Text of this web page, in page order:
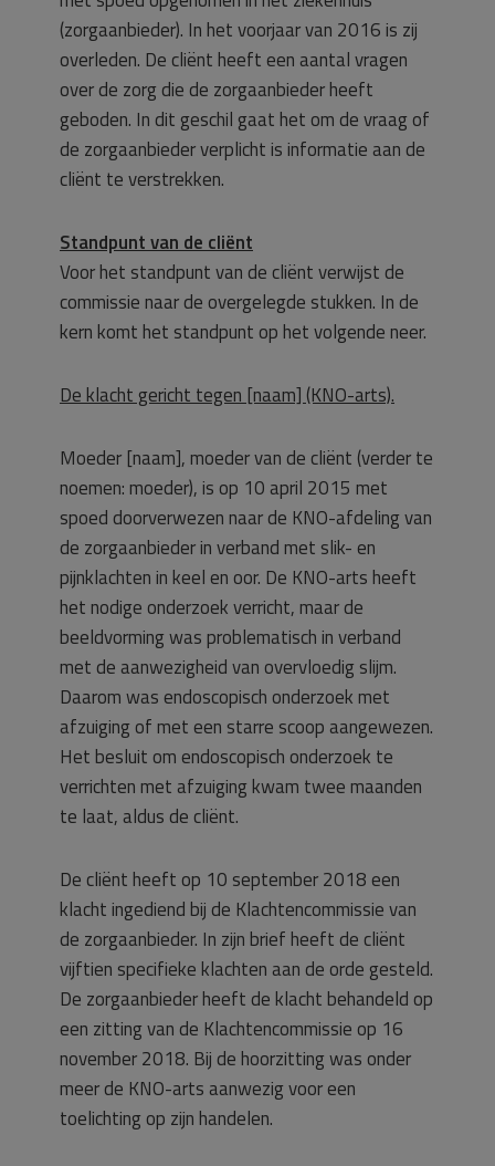
(zorgaanbieder). In het voorjaar van 2016 is zij
overleden. De cliënt heeft een aantal vragen
over de zorg die de zorgaanbieder heeft
geboden. In dit geschil gaat het om de vraag of
de zorgaanbieder verplicht is informatie aan de
cliënt te verstrekken.
Standpunt van de cliënt
Voor het standpunt van de cliënt verwijst de
commissie naar de overgelegde stukken. In de
kern komt het standpunt op het volgende neer.
De klacht gericht tegen [naam] (KNO-arts).
Moeder [naam], moeder van de cliënt (verder te
noemen: moeder), is op 10 april 2015 met
spoed doorverwezen naar de KNO-afdeling van
de zorgaanbieder in verband met slik- en
pijnklachten in keel en oor. De KNO-arts heeft
het nodige onderzoek verricht, maar de
beeldvorming was problematisch in verband
met de aanwezigheid van overvloedig slijm.
Daarom was endoscopisch onderzoek met
afzuiging of met een starre scoop aangewezen.
Het besluit om endoscopisch onderzoek te
verrichten met afzuiging kwam twee maanden
te laat, aldus de cliënt.
De cliënt heeft op 10 september 2018 een
klacht ingediend bij de Klachtencommissie van
de zorgaanbieder. In zijn brief heeft de cliënt
vijftien specifieke klachten aan de orde gesteld.
De zorgaanbieder heeft de klacht behandeld op
een zitting van de Klachtencommissie op 16
november 2018. Bij de hoorzitting was onder
meer de KNO-arts aanwezig voor een
toelichting op zijn handelen.